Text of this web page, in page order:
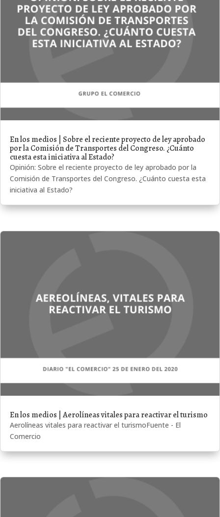
En los medios | Sobre el reciente proyecto de ley aprobado
por la Comisión de Transportes del Congreso. ¿Cuánto
cuesta esta iniciativa al Estado?
Opinión: Sobre el reciente proyecto de ley aprobado por la
Comisión de Transportes del Congreso. ¿Cuánto cuesta esta
iniciativa al Estado?
En los medios | Aerolíneas vitales para reactivar el turismo
Aerolíneas vitales para reactivar el turismoFuente - El
Comercio